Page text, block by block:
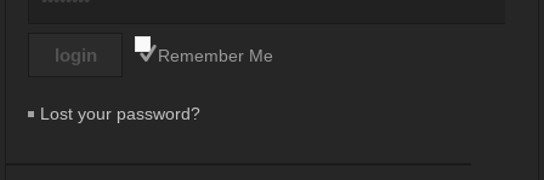
Remember Me
Lost your password?